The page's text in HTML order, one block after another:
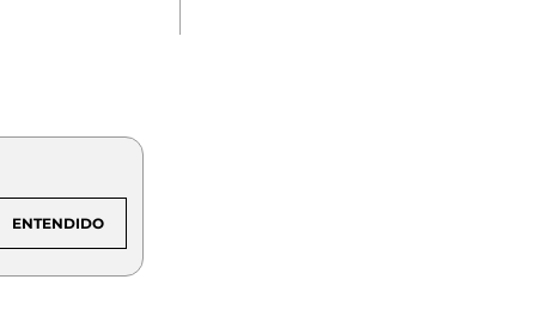
ENTENDIDO